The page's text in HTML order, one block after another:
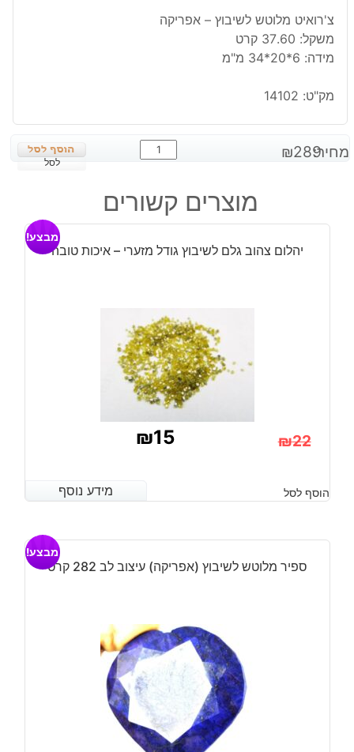
צ'רואיט מלוטש לשיבוץ – אפריקה
משקל: 37.60 קרט
מידה: 6*20*34 מ"מ
מק"ט: 14102
מחיר: ₪289
כמות
של
מלוטש
לשיבוץ
אפריקה
קרט
לסל
מוצרים קשורים
יהלום צהוב גלם לשיבוץ גודל מזערי – איכות טובה
מבצע!
₪22
המקורי
₪15
הנוכחי
מידע נוסף הוסף לסל מידע נוסף
ספיר מלוטש לשיבוץ (אפריקה) עיצוב לב 282 קרט
מבצע!